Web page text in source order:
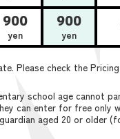
900
yen
900
yen
Please check the
school age cannot
can enter for free only
aged 20 or older